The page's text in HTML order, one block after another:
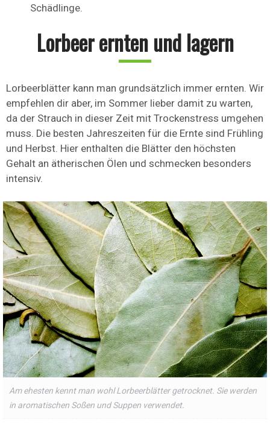
Schädlinge.
Lorbeer ernten und lagern
Lorbeerblätter kann man grundsätzlich immer ernten. Wir
empfehlen dir aber, im Sommer lieber damit zu warten,
da der Strauch in dieser Zeit mit Trockenstress umgehen
muss. Die besten Jahreszeiten für die Ernte sind Frühling
und Herbst. Hier enthalten die Blätter den höchsten
Gehalt an ätherischen Ölen und schmecken besonders
intensiv.
Am ehesten kennt man wohl Lorbeerblätter getrocknet. Sie werden
in aromatischen Soßen und Suppen verwendet.